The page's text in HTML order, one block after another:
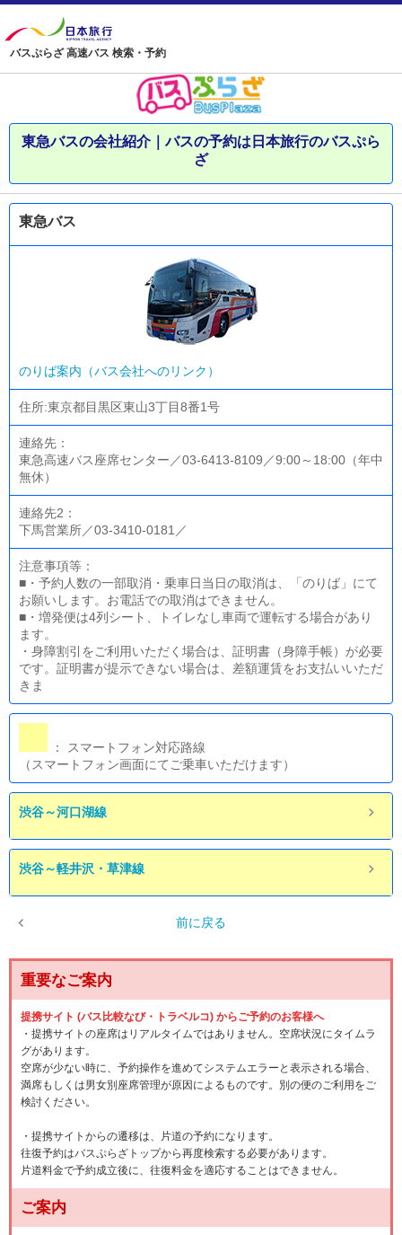
バスぷらざ 高速バス 検索・予約
東急バスの会社紹介｜バスの予約は日本旅行のバスぷら
ざ
東急バス
のりば案内（バス会社へのリンク）
住所:東京都目黒区東山3丁目8番1号
連絡先：
東急高速バス座席センター／03-6413-8109／9:00～18:00（年中
無休）
連絡先2：
下馬営業所／03-3410-0181／
注意事項等：
■・予約人数の一部取消・乗車日当日の取消は、「のりば」にて
お願いします。お電話での取消はできません。
■・増発便は4列シート、トイレなし車両で運転する場合があり
ます。
・身障割引をご利用いただく場合は、証明書（身障手帳）が必要
です。証明書が提示できない場合は、差額運賃をお支払いいただ
きま
： スマートフォン対応路線
（スマートフォン画面にてご乗車いただけます）
渋谷～河口湖線
渋谷～軽井沢・草津線
前に戻る
重要なご案内
提携サイト (バス比較なび・トラベルコ) からご予約のお客様へ
・提携サイトの座席はリアルタイムではありません。空席状況にタイムラ
グがあります。
空席が少ない時に、予約操作を進めてシステムエラーと表示される場合、
満席もしくは男女別座席管理が原因によるものです。別の便のご利用をご
検討ください。
・提携サイトからの遷移は、片道の予約になります。
往復予約はバスぷらざトップから再度検索する必要があります。
片道料金で予約成立後に、往復料金を適応することはできません。
ご案内